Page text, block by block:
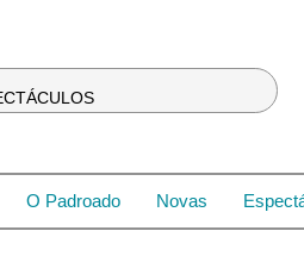
O Padroado Novas